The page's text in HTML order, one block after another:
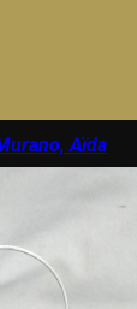
Aïda